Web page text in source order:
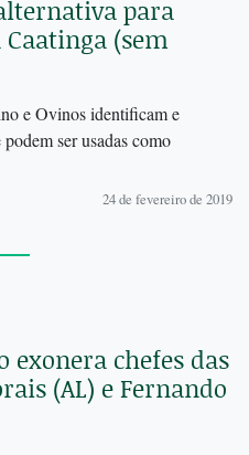
para
(sem
e Ovinos identificam e
ser usadas como
24 de fevereiro de 2019
exonera chefes das
(AL) e Fernando